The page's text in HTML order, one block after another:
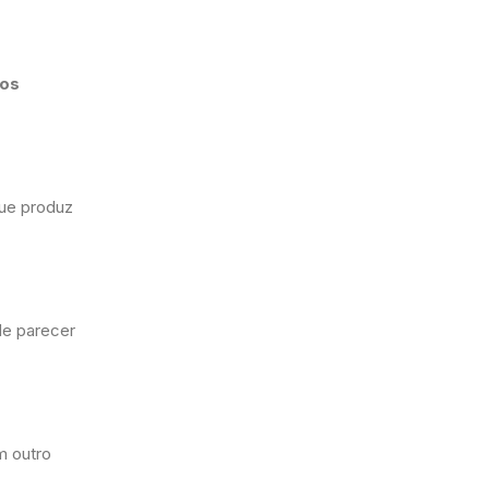
produz
parecer
outro